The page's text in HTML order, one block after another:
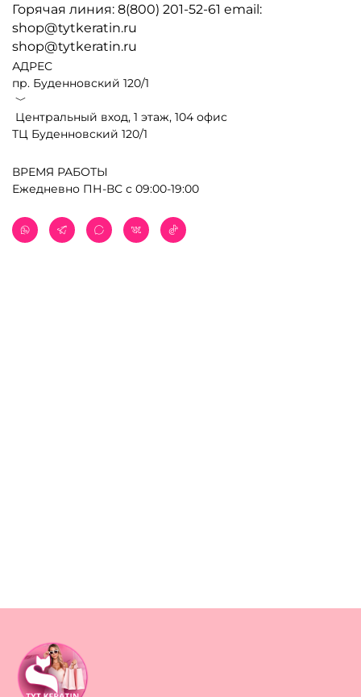
Горячая линия: 8(800) 201-52-61 email:
shop@tytkeratin.ru
shop@tytkeratin.ru
АДРЕС
пр. Буденновский 120/1
﹀
Центральный вход, 1 этаж, 104 офис
ТЦ Буденновский 120/1
ВРЕМЯ РАБОТЫ
Ежедневно ПН-ВС с 09:00-19:00